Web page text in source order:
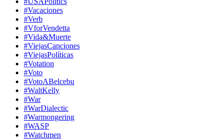
#Vacaciones
#Verb
#VforVendetta
#Vida&Muerte
#ViejasCanciones
#ViejasPolíticas
#Votation
#Voto
#VotoABelcebu
#WaltKelly
#War
#WarDialectic
#Warmongering
#WASP
#Watchmen